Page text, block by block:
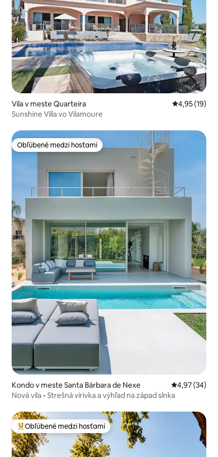
Vila v meste Quarteira Priemerné
4,95 (19)
Sunshine Villa vo Vilamoure
Obľúbené medzi hosťami
Obľúbené medzi hosťami
Kondo v meste Santa Bárbara de Nexe Priemerné
4,97 (34)
Nová vila • Strešná vírivka a výhľad na západ slnka
Najobľúbenejšie medzi hosťami
Obľúbené medzi hosťami